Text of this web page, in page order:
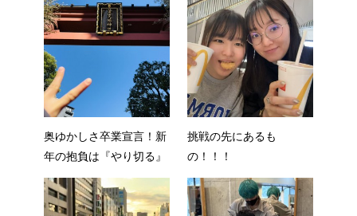
奥ゆかしさ卒業宣言！新
年の抱負は『やり切る』
挑戦の先にあるも
の！！！